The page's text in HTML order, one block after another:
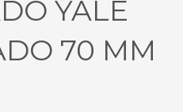
YALE
70 MM